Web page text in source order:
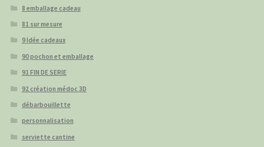
8 emballage cadeau
81 sur mesure
9 Idée cadeaux
90 pochon et emballage
91 FIN DE SERIE
92 création médoc 3D
débarbouillette
personnalisation
serviette cantine